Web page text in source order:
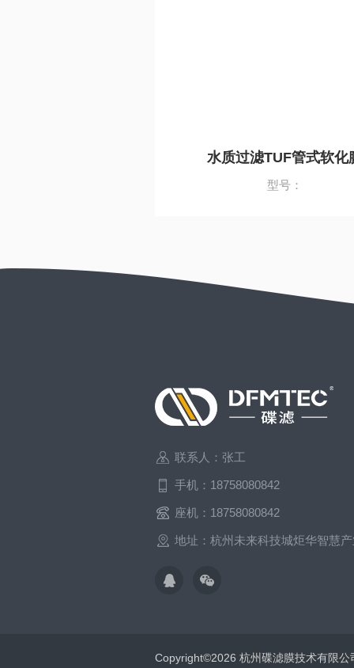
水质过滤TUF管式软化
型号：
联系人：张工
手机：18758080842
座机：18758080842
地址：杭州未来科技城炬华智慧
Copyright©2026 杭州碟滤膜技术有限